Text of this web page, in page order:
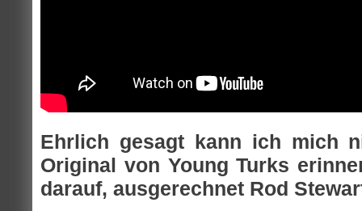
Ehrlich gesagt kann ich mich
Original von Young Turks
darauf, ausgerechnet Rod